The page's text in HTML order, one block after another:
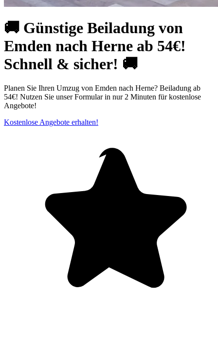
🚚 Günstige Beiladung von
Emden nach Herne ab 54€!
Schnell & sicher! 🚚
Planen Sie Ihren Umzug von Emden nach Herne? Beiladung ab
54€! Nutzen Sie unser Formular in nur 2 Minuten für kostenlose
Angebote!
Kostenlose Angebote erhalten!